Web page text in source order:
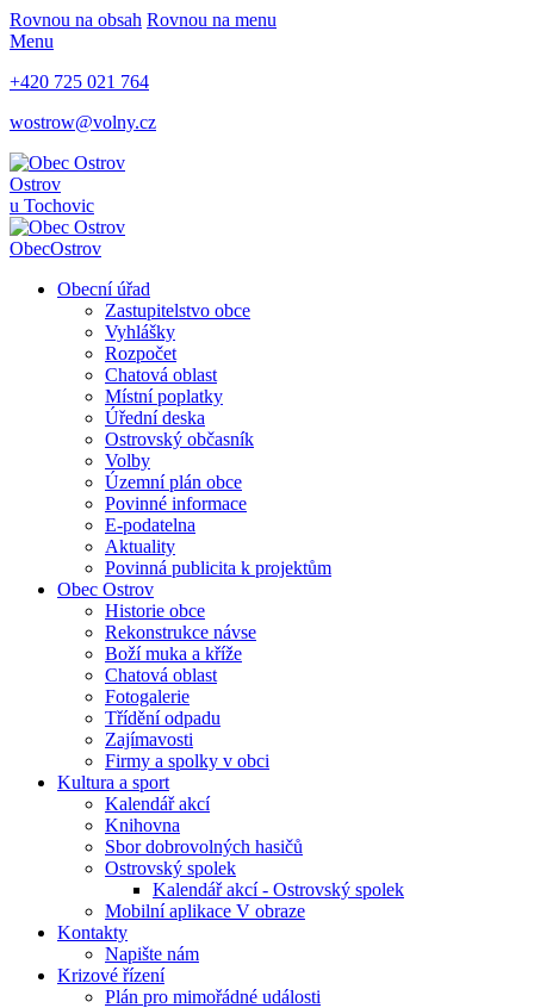
Rovnou na obsah Rovnou na menu
Menu
+420 725 021 764
wostrow@volny.cz
Ostrov
u Tochovic
ObecOstrov
Obecní úřad
Zastupitelstvo obce
Vyhlášky
Rozpočet
Chatová oblast
Místní poplatky
Úřední deska
Ostrovský občasník
Volby
Územní plán obce
Povinné informace
E-podatelna
Aktuality
Povinná publicita k projektům
Obec Ostrov
Historie obce
Rekonstrukce návse
Boží muka a kříže
Chatová oblast
Fotogalerie
Třídění odpadu
Zajímavosti
Firmy a spolky v obci
Kultura a sport
Kalendář akcí
Knihovna
Sbor dobrovolných hasičů
Ostrovský spolek
Kalendář akcí - Ostrovský spolek
Mobilní aplikace V obraze
Kontakty
Napište nám
Krizové řízení
Plán pro mimořádné události